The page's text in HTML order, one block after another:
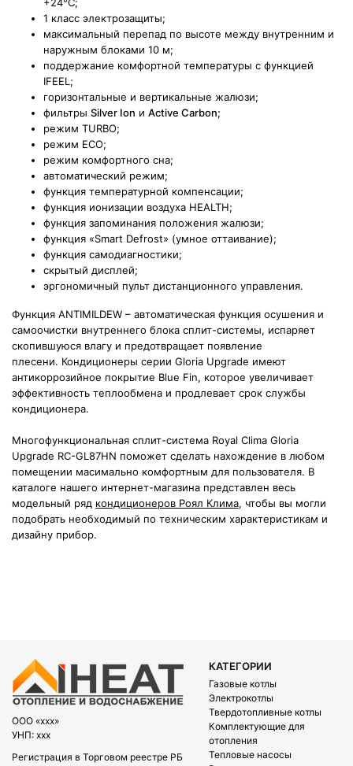
+24°С;
1 класс электрозащиты;
максимальный перепад по высоте между внутренним и
наружным блоками 10 м;
поддержание комфортной температуры с функцией
IFEEL;
горизонтальные и вертикальные жалюзи;
фильтры Silver Ion и Active Carbon;
режим TURBO;
режим ECO;
режим комфортного сна;
автоматический режим;
функция температурной компенсации;
функция ионизации воздуха HEALTH;
функция запоминания положения жалюзи;
функция «Smart Defrost» (умное оттаивание);
функция самодиагностики;
скрытый дисплей;
эргономичный пульт дистанционного управления.
Функция ANTIMILDEW – автоматическая функция осушения и
самоочистки внутреннего блока сплит-системы, испаряет
скопившуюся влагу и предотвращает появление
плесени. Кондиционеры серии Gloria Upgrade имеют
антикоррозийное покрытие Blue Fin, которое увеличивает
эффективность теплообмена и продлевает срок службы
кондиционера.
Многофункциональная сплит-система Royal Clima Gloria
Upgrade RC-GL87HN поможет сделать нахождение в любом
помещении масимально комфортным для пользователя. В
каталоге нашего интернет-магазина представлен весь
модельный ряд кондиционеров Роял Клима, чтобы вы могли
подобрать необходимый по техническим характеристикам и
дизайну прибор.
OOO «xxx»
УНП: xxx
Регистрация в Торговом реестре РБ
КАТЕГОРИИ
Газовые котлы
Электрокотлы
Твердотопливные котлы
Комплектующие для
отопления
Тепловые насосы